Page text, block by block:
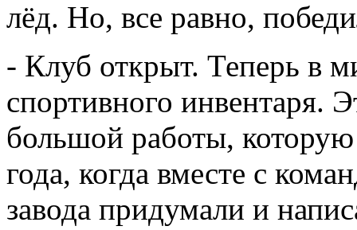
лёд. Но, все равно,
- Клуб открыт. Теперь в
спортивного инвентаря.
большой работы,
года, когда вместе с
завода придумали и